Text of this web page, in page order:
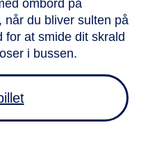
ombord på
når du bliver sulten på
for at smide dit skrald
i bussen.